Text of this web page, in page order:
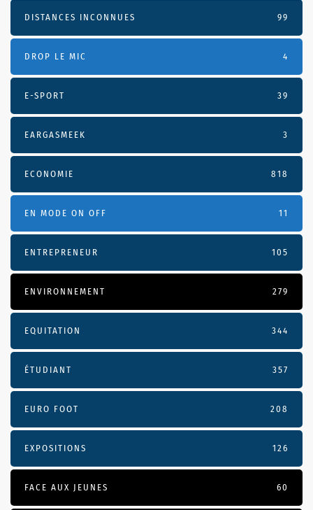
DISTANCES INCONNUES 99
DROP LE MIC 4
E-SPORT 39
EARGASMEEK 3
ECONOMIE 818
EN MODE ON OFF 11
ENTREPRENEUR 105
ENVIRONNEMENT 279
EQUITATION 344
ÉTUDIANT 357
EURO FOOT 208
EXPOSITIONS 126
FACE AUX JEUNES 60